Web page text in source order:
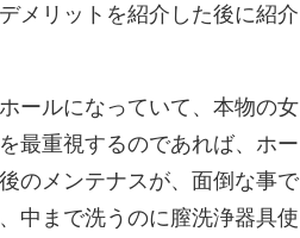
メリットを紹介した後に紹介
ールになっていて、本物の女
最重視するのであれば、ホー
のメンテナスが、面倒な事で
中まで洗うのに膣洗浄器具使